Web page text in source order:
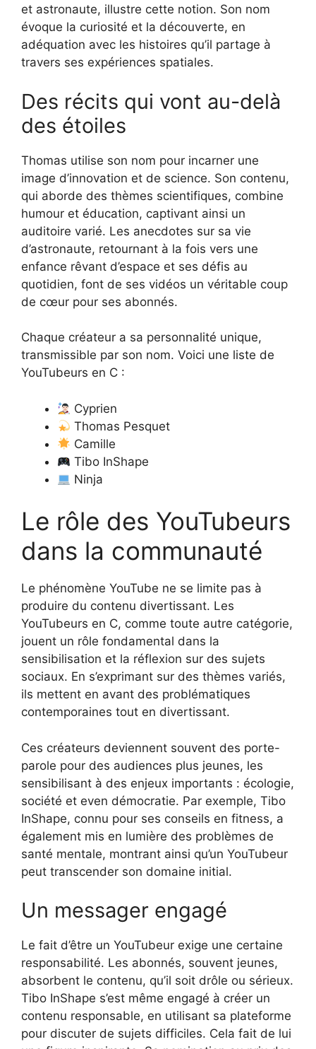
et astronaute, illustre cette notion. Son nom
évoque la curiosité et la découverte, en
adéquation avec les histoires qu’il partage à
travers ses expériences spatiales.
Des récits qui vont au-delà
des étoiles
Thomas utilise son nom pour incarner une
image d’innovation et de science. Son contenu,
qui aborde des thèmes scientifiques, combine
humour et éducation, captivant ainsi un
auditoire varié. Les anecdotes sur sa vie
d’astronaute, retournant à la fois vers une
enfance rêvant d’espace et ses défis au
quotidien, font de ses vidéos un véritable coup
de cœur pour ses abonnés.
Chaque créateur a sa personnalité unique,
transmissible par son nom. Voici une liste de
YouTubeurs en C :
Cyprien
Thomas Pesquet
Camille
Tibo InShape
Ninja
Le rôle des YouTubeurs
dans la communauté
Le phénomène YouTube ne se limite pas à
produire du contenu divertissant. Les
YouTubeurs en C, comme toute autre catégorie,
jouent un rôle fondamental dans la
sensibilisation et la réflexion sur des sujets
sociaux. En s’exprimant sur des thèmes variés,
ils mettent en avant des problématiques
contemporaines tout en divertissant.
Ces créateurs deviennent souvent des porte-
parole pour des audiences plus jeunes, les
sensibilisant à des enjeux importants : écologie,
société et even démocratie. Par exemple, Tibo
InShape, connu pour ses conseils en fitness, a
également mis en lumière des problèmes de
santé mentale, montrant ainsi qu’un YouTubeur
peut transcender son domaine initial.
Un messager engagé
Le fait d’être un YouTubeur exige une certaine
responsabilité. Les abonnés, souvent jeunes,
absorbent le contenu, qu’il soit drôle ou sérieux.
Tibo InShape s’est même engagé à créer un
contenu responsable, en utilisant sa plateforme
pour discuter de sujets difficiles. Cela fait de lui